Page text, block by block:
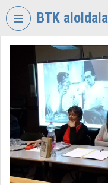
Skip header
BTK aloldala
VIDEOTORIUM
RESEARCH
CENTRE
FOR
THE
HUMANTITIES
Organization home